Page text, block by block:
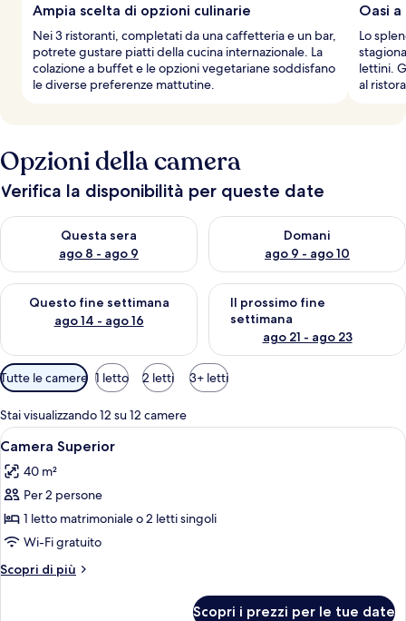
Ampia scelta di opzioni culinarie
Nei 3 ristoranti, completati da una caffetteria e un bar,
potrete gustare piatti della cucina internazionale. La
colazione a buffet e le opzioni vegetariane soddisfano
le diverse preferenze mattutine.
Oasi
Lo
lettini.
al
Opzioni della camera
Verifica la disponibilità per queste date
Questa sera
ago 8 - ago 9
Verifica la disponibilità per questa sera, ago 8 - ago 9
Domani
ago 9 - ago 10
Verifica la disponibilità per
Questo fine settimana
ago 14 - ago 16
Verifica la disponibilità per questo fine settimana, ago 14 -
Il prossimo fine
settimana
ago 21 - ago 23
Verifica la disponibilità per il
Filtri
disponibili
per
le
camere
Tutte le camere 1 letto 2 letti 3+ letti
Stai visualizzando 12 su 12 camere
Apri
tutte
le
foto
per
Camera
Superior
Una camera d'albergo moderna con
8
Camera Superior
40 m²
Per 2 persone
1 letto matrimoniale o 2 letti singoli
Wi-Fi gratuito
Scopri di più
Altri
Scopri i prezzi per le tue date